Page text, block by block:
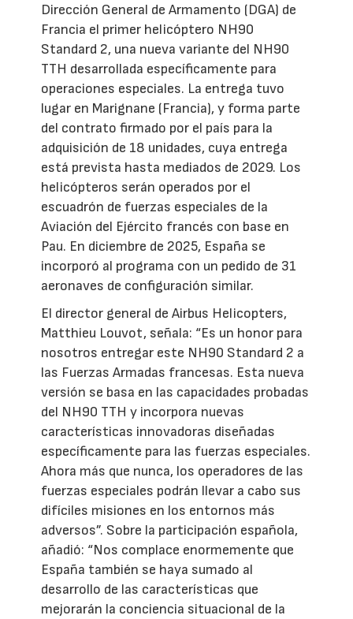
Dirección General de Armamento (DGA) de
Francia el primer helicóptero NH90
Standard 2, una nueva variante del NH90
TTH desarrollada específicamente para
operaciones especiales. La entrega tuvo
lugar en Marignane (Francia), y forma parte
del contrato firmado por el país para la
adquisición de 18 unidades, cuya entrega
está prevista hasta mediados de 2029. Los
helicópteros serán operados por el
escuadrón de fuerzas especiales de la
Aviación del Ejército francés con base en
Pau. En diciembre de 2025, España se
incorporó al programa con un pedido de 31
aeronaves de configuración similar.
El director general de Airbus Helicopters,
Matthieu Louvot, señala: “Es un honor para
nosotros entregar este NH90 Standard 2 a
las Fuerzas Armadas francesas. Esta nueva
versión se basa en las capacidades probadas
del NH90 TTH y incorpora nuevas
características innovadoras diseñadas
específicamente para las fuerzas especiales.
Ahora más que nunca, los operadores de las
fuerzas especiales podrán llevar a cabo sus
difíciles misiones en los entornos más
adversos”. Sobre la participación española,
añadió: “Nos complace enormemente que
España también se haya sumado al
desarrollo de las características que
mejorarán la conciencia situacional de la